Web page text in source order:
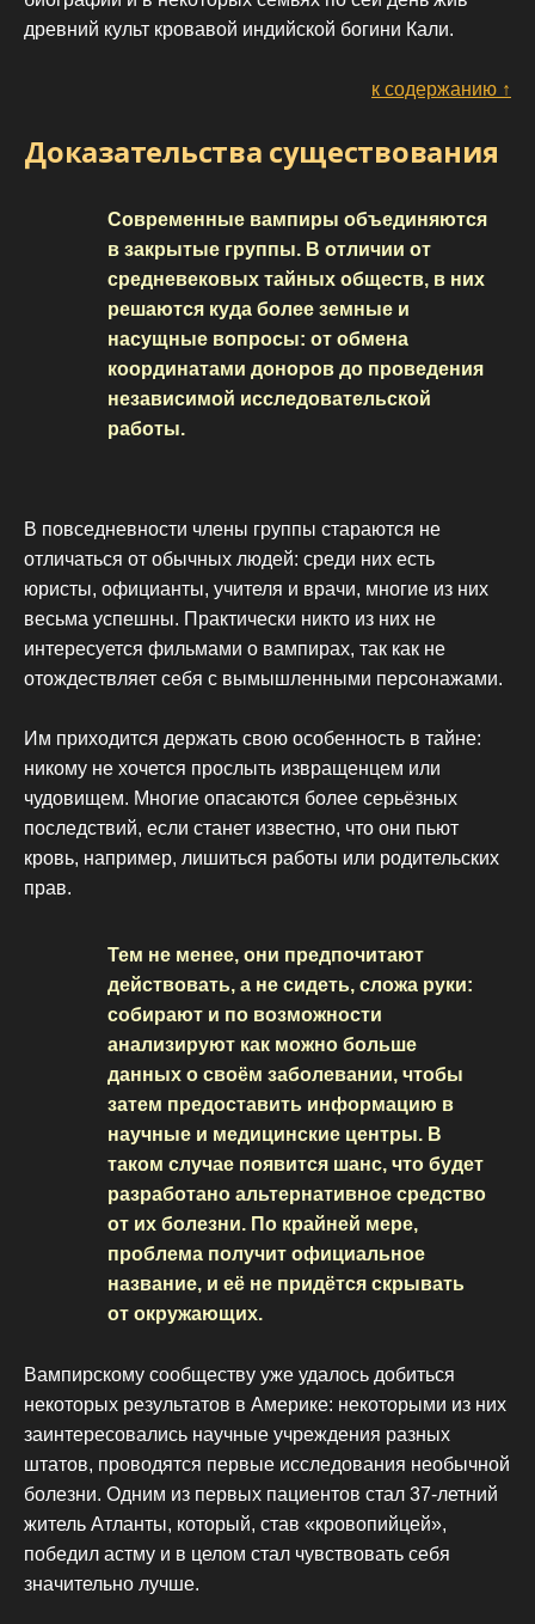
древний культ кровавой индийской богини Кали.
к содержанию ↑
Доказательства существования
Современные вампиры объединяются
в закрытые группы. В отличии от
средневековых тайных обществ, в них
решаются куда более земные и
насущные вопросы: от обмена
координатами доноров до проведения
независимой исследовательской
работы.
В повседневности члены группы стараются не
отличаться от обычных людей: среди них есть
юристы, официанты, учителя и врачи, многие из них
весьма успешны. Практически никто из них не
интересуется фильмами о вампирах, так как не
отождествляет себя с вымышленными персонажами.
Им приходится держать свою особенность в тайне:
никому не хочется прослыть извращенцем или
чудовищем. Многие опасаются более серьёзных
последствий, если станет известно, что они пьют
кровь, например, лишиться работы или родительских
прав.
Тем не менее, они предпочитают
действовать, а не сидеть, сложа руки:
собирают и по возможности
анализируют как можно больше
данных о своём заболевании, чтобы
затем предоставить информацию в
научные и медицинские центры. В
таком случае появится шанс, что будет
разработано альтернативное средство
от их болезни. По крайней мере,
проблема получит официальное
название, и её не придётся скрывать
от окружающих.
Вампирскому сообществу уже удалось добиться
некоторых результатов в Америке: некоторыми из них
заинтересовались научные учреждения разных
штатов, проводятся первые исследования необычной
болезни. Одним из первых пациентов стал 37-летний
житель Атланты, который, став «кровопийцей»,
победил астму и в целом стал чувствовать себя
значительно лучше.